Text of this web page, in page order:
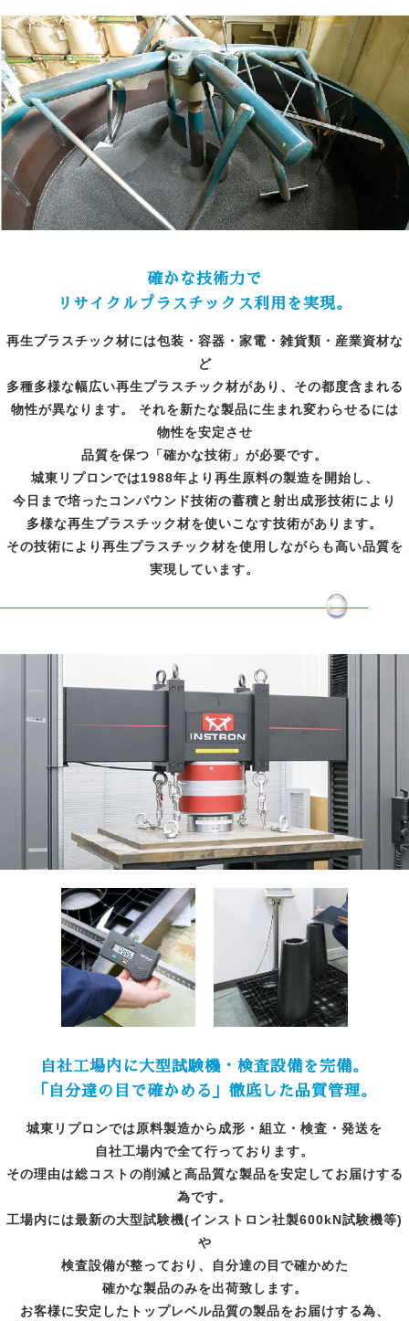
確かな技術力で
リサイクルプラスチックス利用を実現。
再生プラスチック材には包装・容器・家電・雑貨類・産業資材な
ど
多種多様な幅広い再生プラスチック材があり、その都度含まれる
物性が異なります。 それを新たな製品に生まれ変わらせるには
物性を安定させ
品質を保つ「確かな技術」が必要です。
城東リプロンでは1988年より再生原料の製造を開始し、
今日まで培ったコンパウンド技術の蓄積と射出成形技術により
多様な再生プラスチック材を使いこなす技術があります。
その技術により再生プラスチック材を使用しながらも高い品質を
実現しています。
自社工場内に大型試験機・検査設備を完備。
「自分達の目で確かめる」徹底した品質管理。
城東リプロンでは原料製造から成形・組立・検査・発送を
自社工場内で全て行っております。
その理由は総コストの削減と高品質な製品を安定してお届けする
為です。
工場内には最新の大型試験機(インストロン社製600kN試験機等)
や
検査設備が整っており、
自分達の目で確かめた
確かな製品のみを出荷致します。
お客様に安定したトップレベル品質の製品をお届けする為、